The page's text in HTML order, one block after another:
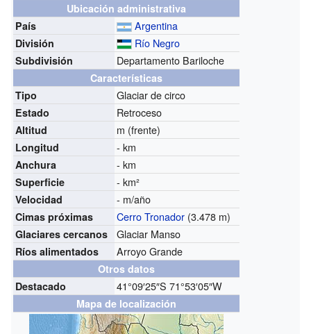
Ubicación administrativa
País
Argentina
División Río Negro
Subdivisión Departamento Bariloche
Características
Tipo
Glaciar de circo
Estado Retroceso
Altitud m (frente)
Longitud - km
Anchura - km
Superficie - km²
Velocidad - m/año
Cimas próximas Cerro Tronador (3.478 m)
Glaciares cercanos Glaciar Manso
Ríos alimentados Arroyo Grande
Otros datos
Destacado
41°09′25″S 71°53′05″W
Mapa de localización